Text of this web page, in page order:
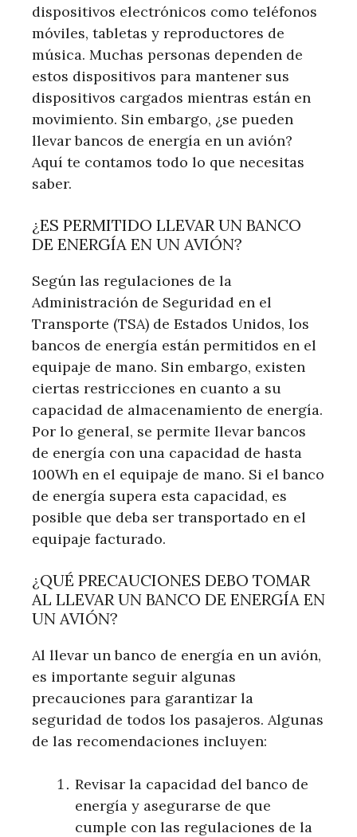
dispositivos electrónicos como teléfonos
móviles, tabletas y reproductores de
música. Muchas personas dependen de
estos dispositivos para mantener sus
dispositivos cargados mientras están en
movimiento. Sin embargo, ¿se pueden
llevar bancos de energía en un avión?
Aquí te contamos todo lo que necesitas
saber.
¿ES PERMITIDO LLEVAR UN BANCO
DE ENERGÍA EN UN AVIÓN?
Según las regulaciones de la
Administración de Seguridad en el
Transporte (TSA) de Estados Unidos, los
bancos de energía están permitidos en el
equipaje de mano. Sin embargo, existen
ciertas restricciones en cuanto a su
capacidad de almacenamiento de energía.
Por lo general, se permite llevar bancos
de energía con una capacidad de hasta
100Wh en el equipaje de mano. Si el banco
de energía supera esta capacidad, es
posible que deba ser transportado en el
equipaje facturado.
¿QUÉ PRECAUCIONES DEBO TOMAR
AL LLEVAR UN BANCO DE ENERGÍA EN
UN AVIÓN?
Al llevar un banco de energía en un avión,
es importante seguir algunas
precauciones para garantizar la
seguridad de todos los pasajeros. Algunas
de las recomendaciones incluyen:
Revisar la capacidad del banco de
energía y asegurarse de que
cumple con las regulaciones de la